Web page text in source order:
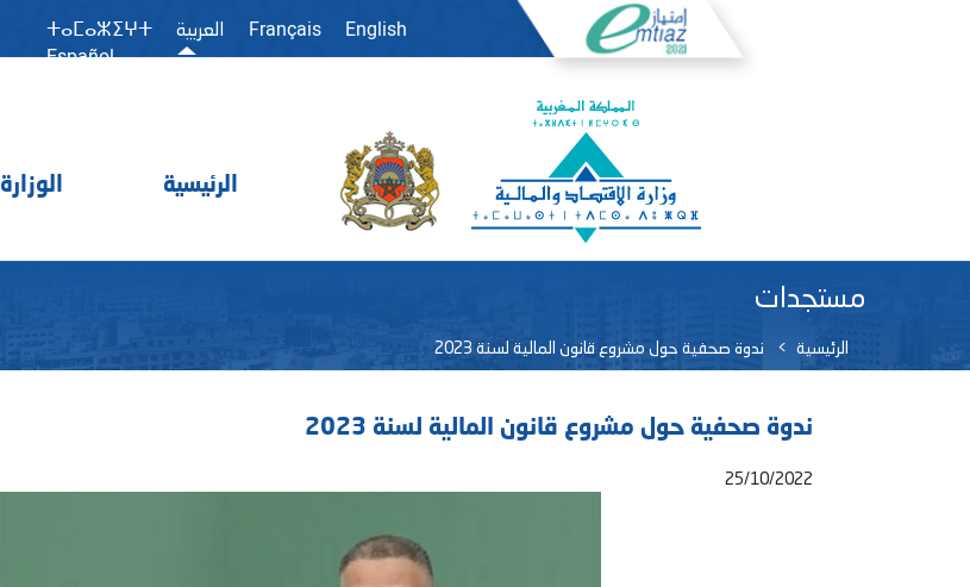
ⵜⴰⵎⴰⵣⵉⵖⵜ العربية Français
English
Español
الرئيسية الوزارة
مستجدات
الرئيسية ندوة صحفية حول مشروع قانون المالية لسنة 2023
ندوة صحفية حول مشروع قانون المالية لسنة 2023
25/10/2022